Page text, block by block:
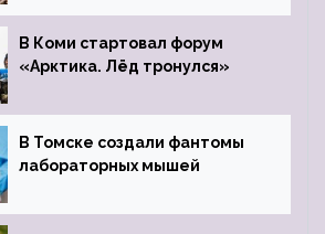
зоопарк
В Коми стартовал форум
«Арктика. Лёд тронулся»
В Томске создали фантомы
лабораторных мышей